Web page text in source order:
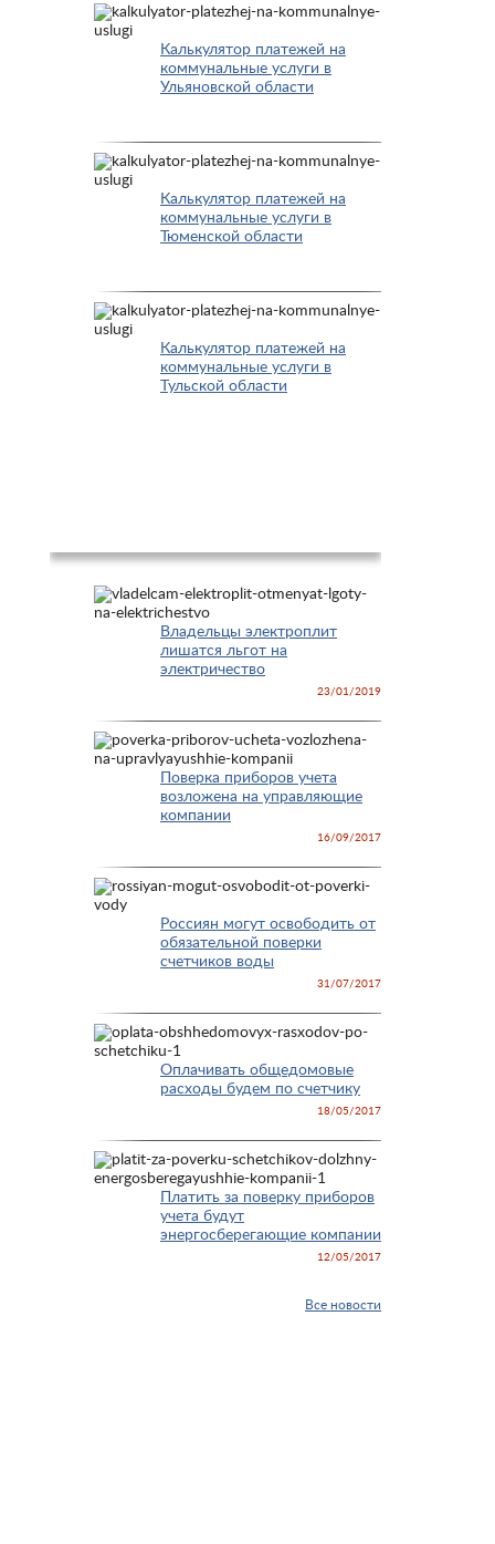
Калькулятор платежей на
коммунальные услуги в
Ульяновской области
Калькулятор платежей на
коммунальные услуги в
Тюменской области
Калькулятор платежей на
коммунальные услуги в
Тульской области
Владельцы электроплит
лишатся льгот на
электричество
23/01/2019
Поверка приборов учета
возложена на управляющие
компании
16/09/2017
Россиян могут освободить от
обязательной поверки
счетчиков воды
31/07/2017
Оплачивать общедомовые
расходы будем по счетчику
18/05/2017
Платить за поверку приборов
учета будут
энергосберегающие компании
12/05/2017
Все новости